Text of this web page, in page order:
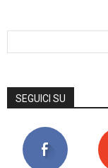
SEGUICI SU